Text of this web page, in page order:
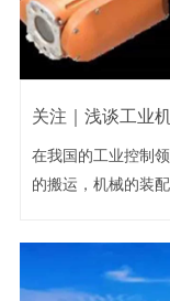
关注｜浅谈工业
在我国的工业控制
的搬运，机械的装